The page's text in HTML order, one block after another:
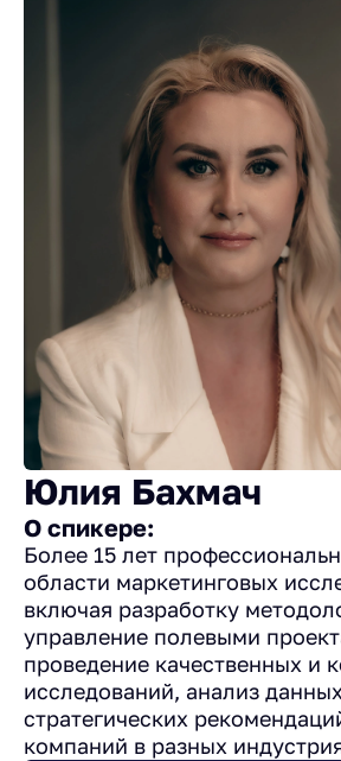
Юлия Бахмач
О спикере:
Более 15 лет
области маркетинговых
включая разработку
управление полевыми
проведение качественных и
исследований, анализ
стратегических
компаний в разных